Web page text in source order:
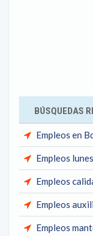
BÚSQUEDAS
Empleos en
Empleos
Empleos
Empleos
Empleos